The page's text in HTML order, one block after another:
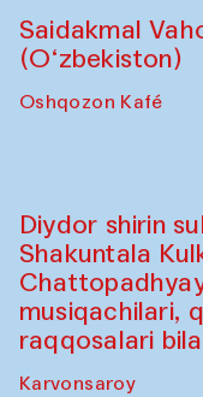
Saidakmal
(O‘zbekiston)
Oshqozon Kafé
Diydor shirin
Shakuntala
musiqachilari,
raqqosalari
Karvonsaroy